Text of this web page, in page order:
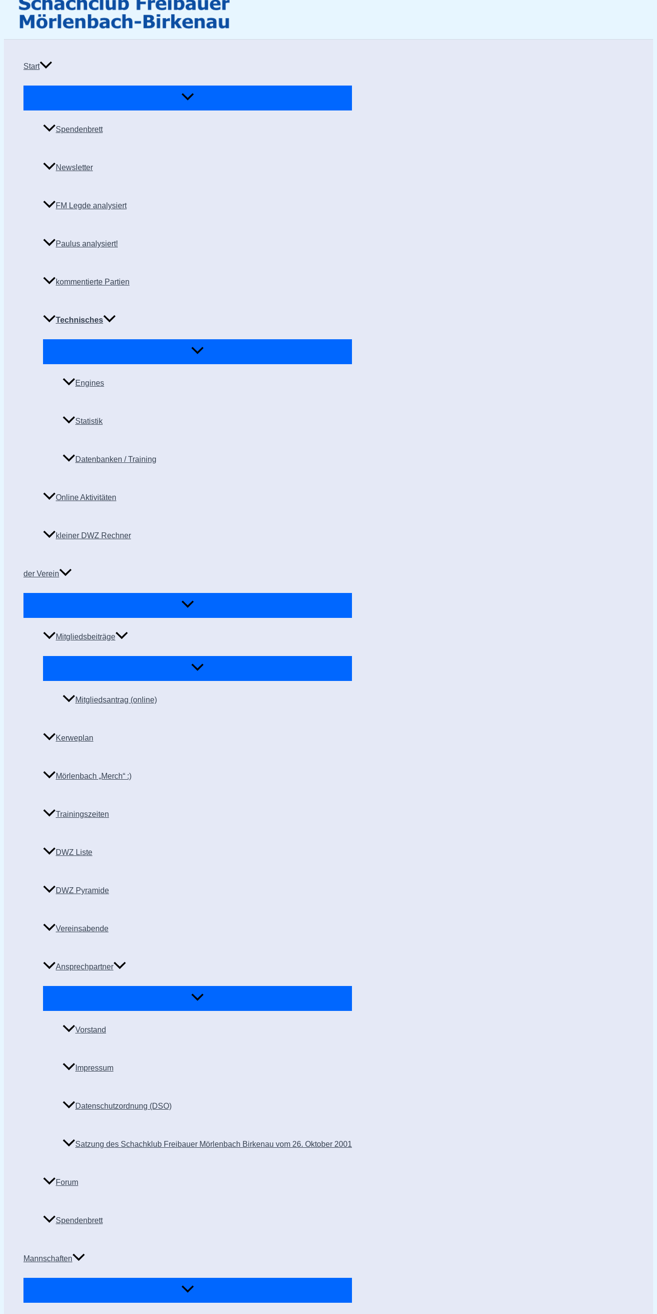
Start
Spendenbrett
Newsletter
FM Legde analysiert
Paulus analysiert!
kommentierte Partien
Technisches
Engines
Statistik
Datenbanken / Training
Online Aktivitäten
kleiner DWZ Rechner
der Verein
Mitgliedsbeiträge
Mitgliedsantrag (online)
Kerweplan
Mörlenbach „Merch“ :)
Trainingszeiten
DWZ Liste
DWZ Pyramide
Vereinsabende
Ansprechpartner
Vorstand
Impressum
Datenschutzordnung (DSO)
Satzung des Schachklub Freibauer Mörlenbach Birkenau vom 26. Oktober 2001
Forum
Spendenbrett
Mannschaften